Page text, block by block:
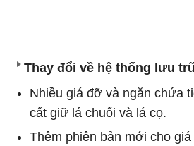
Thay đổi về hệ thống lưu
Nhiều giá đỡ và ngăn chứa
cất giữ lá chuối và lá cọ.
Thêm phiên bản mới cho giá